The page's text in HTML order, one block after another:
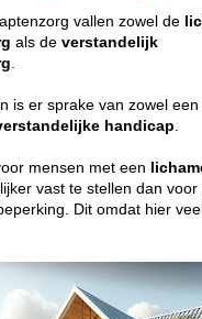
vallen zowel de
als de verstandelijk
is er sprake van zowel een
handicap
mensen met een
vast te stellen dan
Dit omdat hier